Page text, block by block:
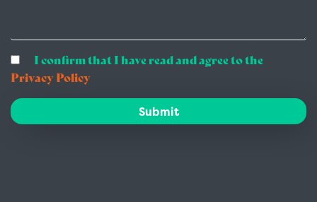
I confirm that I have read and agree to the
Privacy Policy
Submit